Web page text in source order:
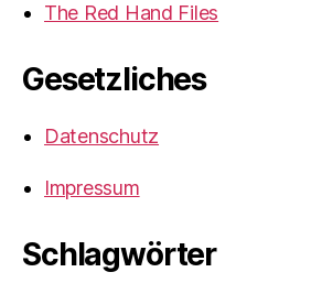
The Red Hand Files
Gesetzliches
Datenschutz
Impressum
Schlagwörter